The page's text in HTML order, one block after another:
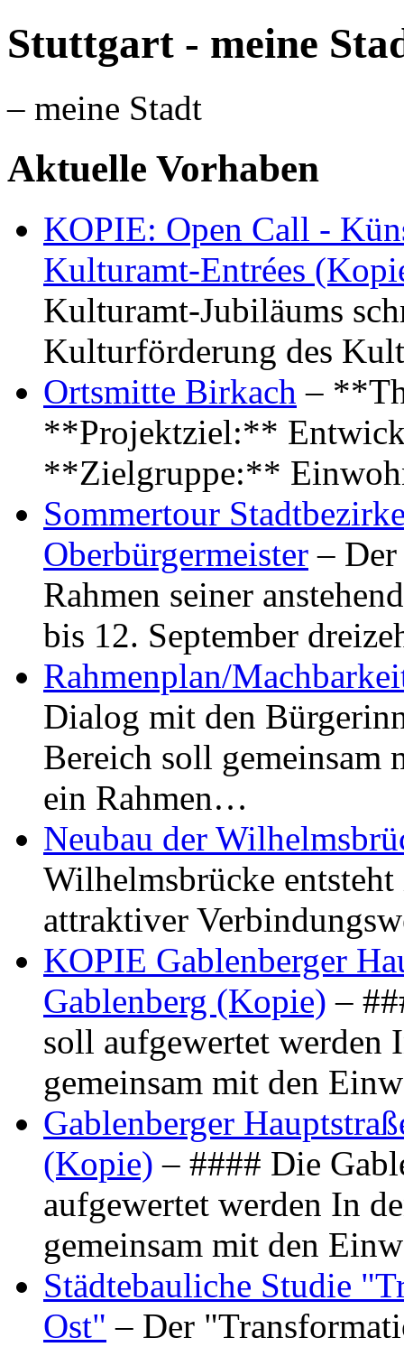
Stuttgart - meine
– meine Stadt
Aktuelle Vorhaben
KOPIE: Open Call -
Kulturamt-Entrées
Kulturamt-Jubiläums
Kulturförderung des
Ortsmitte Birkach –
**Projektziel:**
**Zielgruppe:**
Sommertour
Oberbürgermeister –
Rahmen seiner
bis 12. September
Rahmenplan/
Dialog mit den
Bereich soll gemeinsam
ein Rahmen…
Neubau der
Wilhelmsbrücke
attraktiver
KOPIE Gablenberger
Gablenberg (Kopie) –
soll aufgewertet werden
gemeinsam mit den
Gablenberger
(Kopie) – #### Die
aufgewertet werden In
gemeinsam mit den
Städtebauliche Studie
Ost" – Der